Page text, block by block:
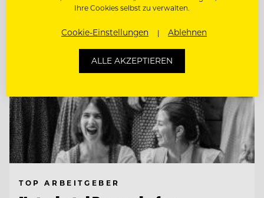
TOP ARBEITGEBER
Ihre Cookies selbst zu verwalten.
Cookie-Einstellungen Ablehnen
ALLE AKZEPTIEREN